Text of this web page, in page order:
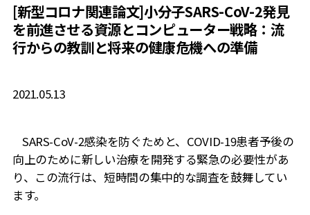
[新型コロナ関連論文]小分子SARS-CoV-2発見
を前進させる資源とコンピューター戦略：流
行からの教訓と将来の健康危機への準備
2021.05.13
SARS-CoV-2感染を防ぐためと、 COVID-19患者予後の
向上のために新しい治療を開発する緊急の必要性があ
り、この流行は、短時間の集中的な調査を鼓舞してい
ます。